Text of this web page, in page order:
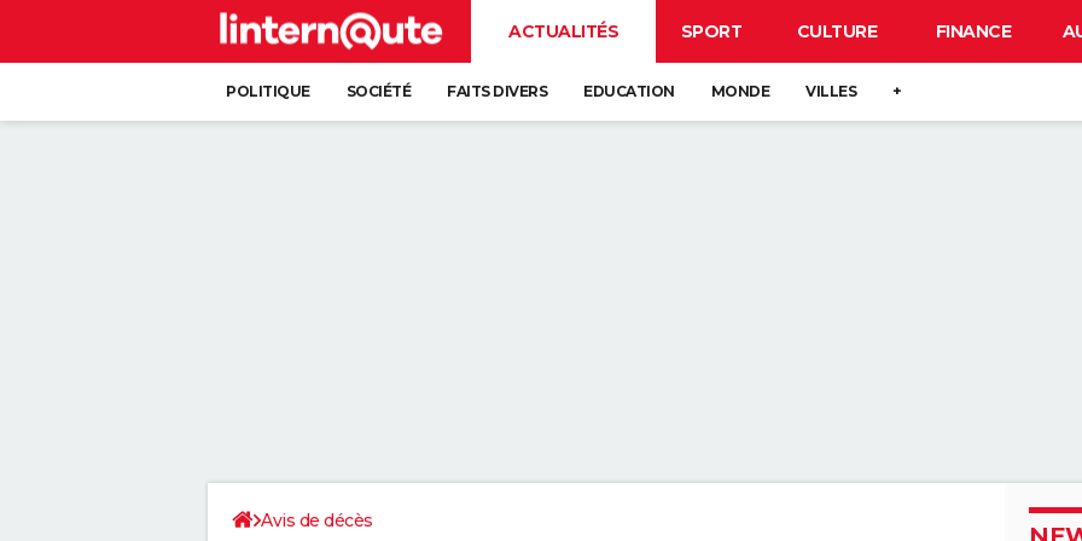
ACTUALITÉS SPORT CULTURE FINANCE
POLITIQUE SOCIÉTÉ FAITS DIVERS EDUCATION MONDE VILLES +
Avis de décès